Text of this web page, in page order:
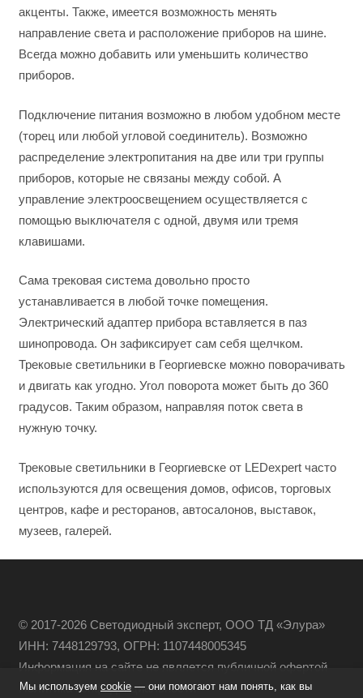
акценты. Также, имеется возможность менять
направление света и расположение приборов на шине.
Всегда можно добавить или уменьшить количество
приборов.
Подключение питания возможно в любом удобном месте
(торец или любой угловой соединитель). Возможно
распределение электропитания на две или три группы
приборов, которые не связаны между собой. А
управление электроосвещением осуществляется с
помощью выключателя с одной, двумя или тремя
клавишами.
Сама трековая система довольно просто
устанавливается в любой точке помещения.
Электрический адаптер прибора вставляется в паз
шинопровода. Он зафиксирует сам себя щелчком.
Трековые светильники в Георгиевске можно поворачивать
и двигать как угодно. Угол поворота может быть до 360
градусов. Таким образом, направляя поток света в
нужную точку.
Трековые светильники в Георгиевске от LEDexpert часто
используются для освещения домов, офисов, торговых
центров, кафе и ресторанов, автосалонов, выставок,
музеев, галерей.
© 2017-2026 Светодиодный эксперт, ООО ТД «Элура»
ИНН: 7448129793, ОГРН: 1107448005345
Информация на сайте не является публичной офертой
Политика конфиденциальности
Мы используем cookie — они помогают нам понять, как вы